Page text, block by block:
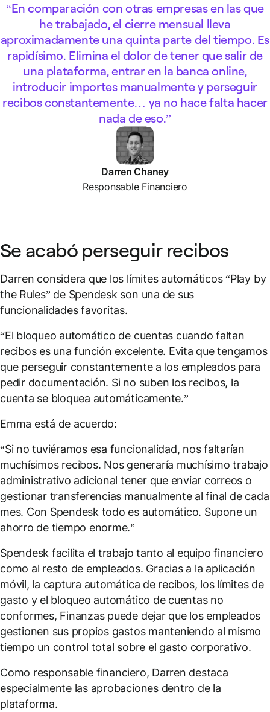
En comparación con otras empresas en las que
he trabajado, el cierre mensual lleva
aproximadamente una quinta parte del tiempo. Es
rapidísimo. Elimina el dolor de tener que salir de
una plataforma, entrar en la banca online,
introducir importes manualmente y perseguir
recibos constantemente… ya no hace falta hacer
nada de eso.
Darren Chaney
Responsable Financiero
Se acabó perseguir recibos
Darren considera que los límites automáticos “Play by
the Rules” de Spendesk son una de sus
funcionalidades favoritas.
“El bloqueo automático de cuentas cuando faltan
recibos es una función excelente. Evita que tengamos
que perseguir constantemente a los empleados para
pedir documentación. Si no suben los recibos, la
cuenta se bloquea automáticamente.”
Emma está de acuerdo:
“Si no tuviéramos esa funcionalidad, nos faltarían
muchísimos recibos. Nos generaría muchísimo trabajo
administrativo adicional tener que enviar correos o
gestionar transferencias manualmente al final de cada
mes. Con Spendesk todo es automático. Supone un
ahorro de tiempo enorme.”
Spendesk facilita el trabajo tanto al equipo financiero
como al resto de empleados. Gracias a la aplicación
móvil, la captura automática de recibos, los límites de
gasto y el bloqueo automático de cuentas no
conformes, Finanzas puede dejar que los empleados
gestionen sus propios gastos manteniendo al mismo
tiempo un control total sobre el gasto corporativo.
Como responsable financiero, Darren destaca
especialmente las aprobaciones dentro de la
plataforma.